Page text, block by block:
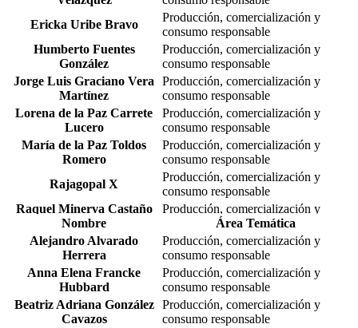
Ericka Uribe Bravo
Producción, comercialización y
consumo responsable
Humberto Fuentes
González
Producción, comercialización y
consumo responsable
Jorge Luis Graciano Vera
Martínez
Producción, comercialización y
consumo responsable
Lorena de la Paz Carrete
Lucero
Producción, comercialización y
consumo responsable
María de la Paz Toldos
Romero
Producción, comercialización y
consumo responsable
Rajagopal X
Producción, comercialización y
consumo responsable
Raquel Minerva Castaño
González
Producción, comercialización y
consumo responsable
Sidney Abril Ornelas
Sánchez
Producción, comercialización y
consumo responsable
Adriana Morales
Rodríguez
Innovación Social y Sostenibilidad
Alexandra del Carmen
Borbolla Loaiza
Innovación Social y Sostenibilidad
Nombre
Área Temática
Alejandro Alvarado
Herrera
Producción, comercialización y
consumo responsable
Anna Elena Francke
Hubbard
Producción, comercialización y
consumo responsable
Beatriz Adriana González
Cavazos
Producción, comercialización y
consumo responsable